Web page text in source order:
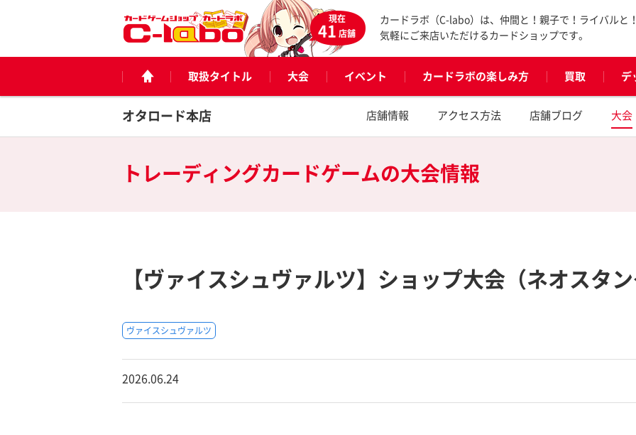
現在
41店舗
カードラボ（C-labo）は、仲間と！親子で！ライバルと！
気軽にご来店いただけるカードショップです。
取扱タイトル 大会 イベント カードラボの楽しみ方 買取 デ
オタロード本店 店舗情報 アクセス方法 店舗ブログ 大会
トレーディングカードゲームの大会情報
【ヴァイスシュヴァルツ】ショップ大会（ネオスタン
ヴァイスシュヴァルツ
2026.06.24